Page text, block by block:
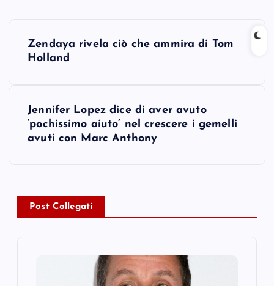
v
Zendaya rivela ciò che ammira di Tom
Holland
Jennifer Lopez dice di aver avuto
‘pochissimo aiuto’ nel crescere i gemelli
avuti con Marc Anthony
Post Collegati